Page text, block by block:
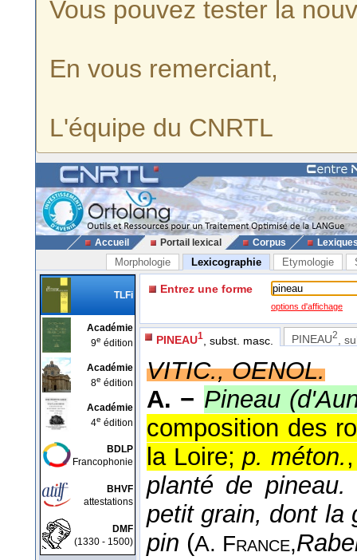
Vous pouvez tester la
En vous remerciant,
L'équipe du CNRTL
Accueil Portail lexical Corpus
Morphologie Lexicographie Etymologie
TLFi
Académie
9e édition
Académie
8e édition
Académie
4e édition
BDLP
Francophonie
BHVF
attestations
DMF
(1330 - 1500)
Entrez une forme
options d'affichage
PINEAU1 , subst. masc. PINEAU2 ,
VITIC., OENOL.
A. − Pineau
composition des
la Loire;p. méton.
planté de
petit grain, dont la
pin (A. France,